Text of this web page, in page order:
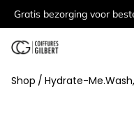
Gratis bezorging voor
Shop / Hydrate-